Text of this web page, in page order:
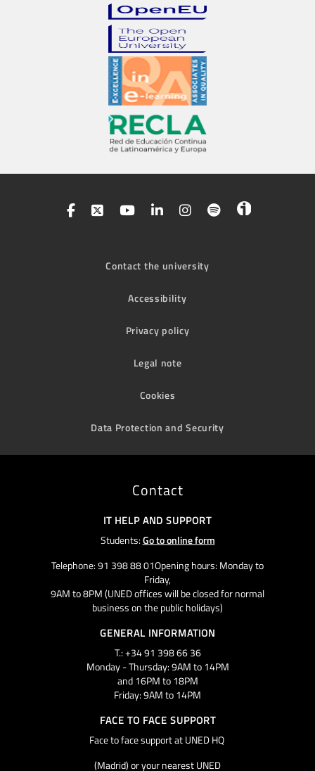
Contact the university
Accessibility
Privacy policy
Legal note
Cookies
Data Protection and Security
Contact
IT HELP AND SUPPORT
Students:Go to online form
Telephone: 91 398 88 01Opening hours: Monday to
Friday,
9AM to 8PM (UNED offices will be closed for normal
business on the public holidays)
GENERAL INFORMATION
T.: +34 91 398 66 36
Monday - Thursday: 9AM to 14PM
and 16PM to 18PM
Friday: 9AM to 14PM
FACE TO FACE SUPPORT
Face to face support at UNED HQ
(Madrid) or your nearest UNED